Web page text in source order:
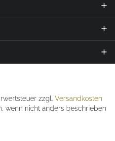
zzgl. Versandkosten
wenn nicht anders beschrieben